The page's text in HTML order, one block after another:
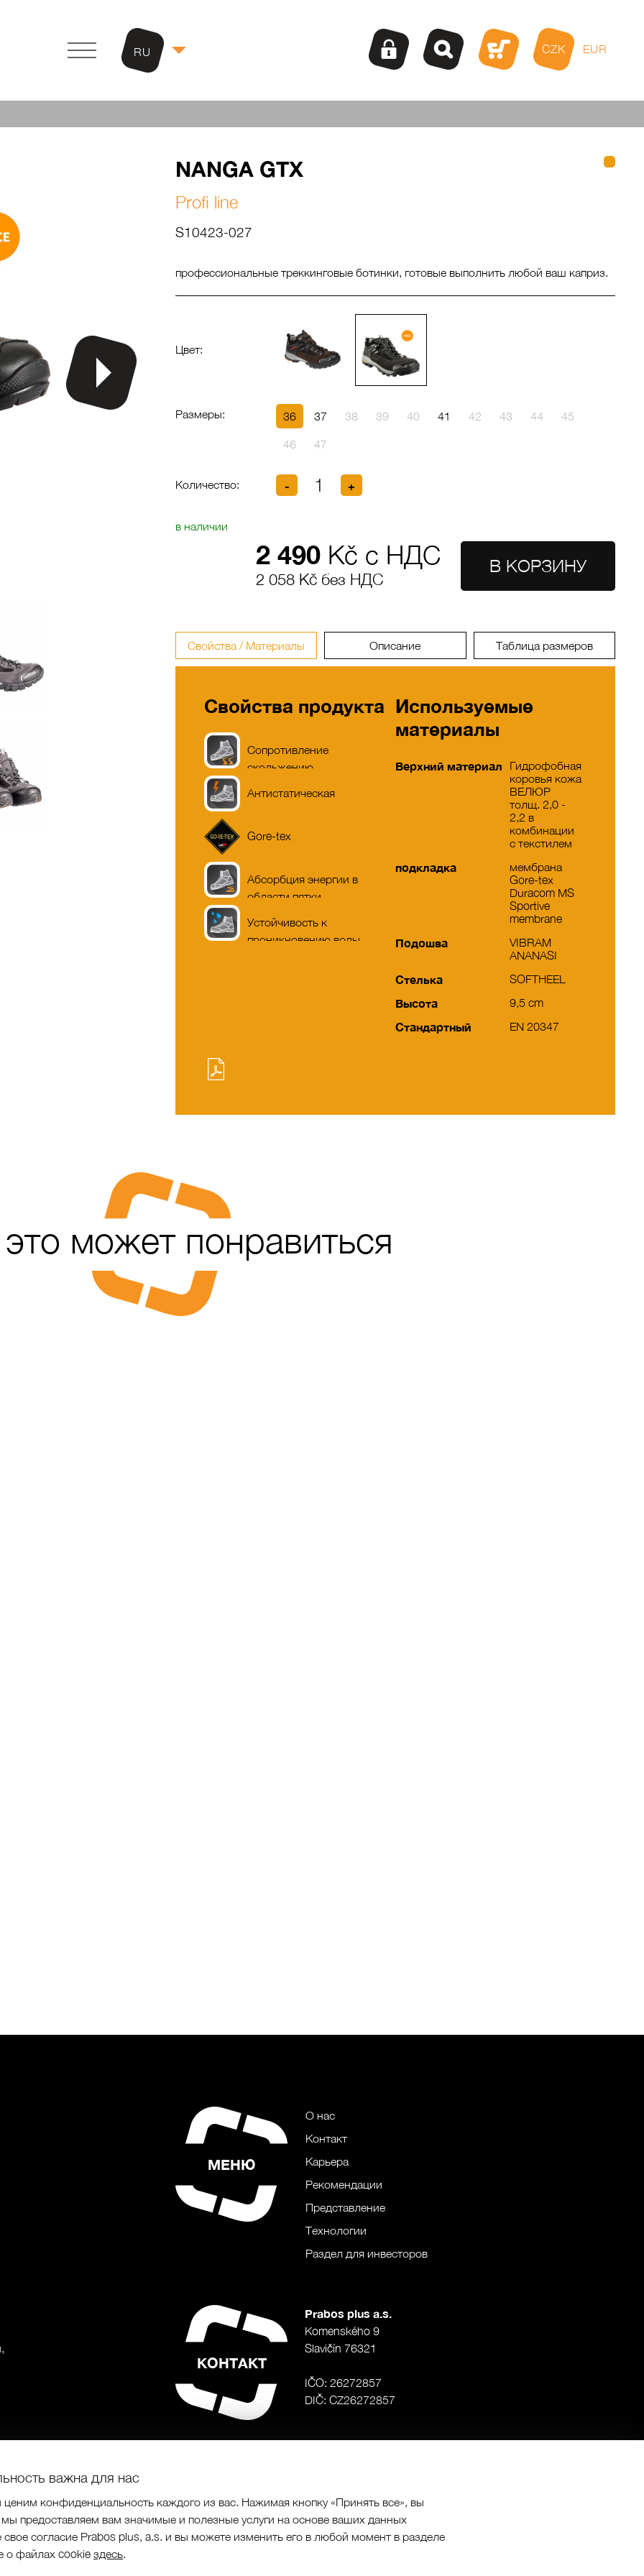
важна для нас
конфиденциальность каждого из вас. Нажимая кнопку «Принять все», вы
мы предоставляем вам значимые и полезные услуги на основе ваших данных
согласие Prabos plus, a.s. и вы можете изменить его в любой момент в разделе
о файлах cookie здесь.
RU CZK EUR
NANGA GTX
Profi line
S10423-027
профессиональные треккинговые ботинки, готовые выполнить любой ваш каприз.
Цвет:
Размеры: 36 37 38 39 40 41 42 43 44 45
46 47
Количество:
в наличии
2 490 Kč с НДС
2 058 Kč без НДС
Свойства / Материалы Описание Таблица размеров
Свойства продукта
Сопротивление
скольжению
Антистатическая
Gore-tex
Абсорбция энергии в
области пятки
Устойчивость к
проникновению воды
Используемые
материалы
Верхний материал
Гидрофобная
коровья кожа
ВЕЛЮР
толщ. 2,0 -
2,2 в
комбинации
с текстилем
подкладка
мембрана
Gore-tex
Duracom MS
Sportive
membrane
Подошва
VIBRAM
ANANASI
Стелька SOFTHEEL
Высота 9,5 cm
Стандартный EN 20347
может понравиться
МЕНЮ
О нас
Контакт
Карьера
Рекомендации
Представление
Технологии
Раздел для инвесторов
КОНТАКТ
Prabos plus a.s.
Komenského 9
Slavičín 76321
IČO: 26272857
DIČ: CZ26272857
a.s. | Programing by | designed by